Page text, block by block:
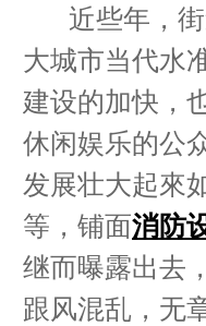
近些年，街
大城市当代水
建设的加快，
休闲娱乐的公
发展壮大起來
等，铺面消防
继而曝露出去
跟风混乱，无